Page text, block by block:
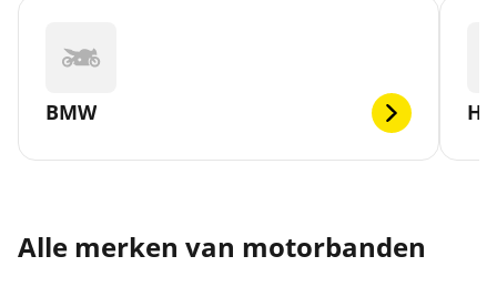
BMW
Alle merken van motorbanden